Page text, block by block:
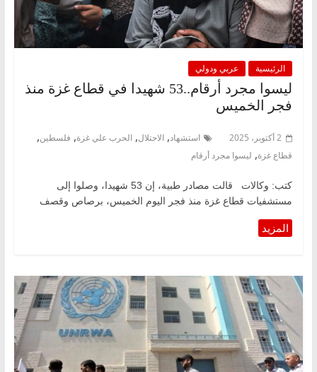
الرئيسية عربي ودولي
ليسوا مجرد أرقام..53 شهيدا في قطاع غزة منذ
فجر الخميس
2 أكتوبر، 2025 استشهاد, الاحتلال, الحرب علي غزة, فلسطين,
قطاع غزة, ليسوا مجرد أرقام
كتب: وكالات قالت مصادر طبية، إن 53 شهيدا، وصلوا إلى
مستشفيات قطاع غزة منذ فجر اليوم الخميس، برصاص وقصف